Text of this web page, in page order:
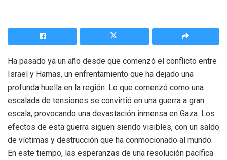
Ha pasado ya un año desde que comenzó el conflicto entre
Israel y Hamas, un enfrentamiento que ha dejado una
profunda huella en la región. Lo que comenzó como una
escalada de tensiones se convirtió en una guerra a gran
escala, provocando una devastación inmensa en Gaza. Los
efectos de esta guerra siguen siendo visibles, con un saldo
de víctimas y destrucción que ha conmocionado al mundo.
En este tiempo, las esperanzas de una resolución pacífica